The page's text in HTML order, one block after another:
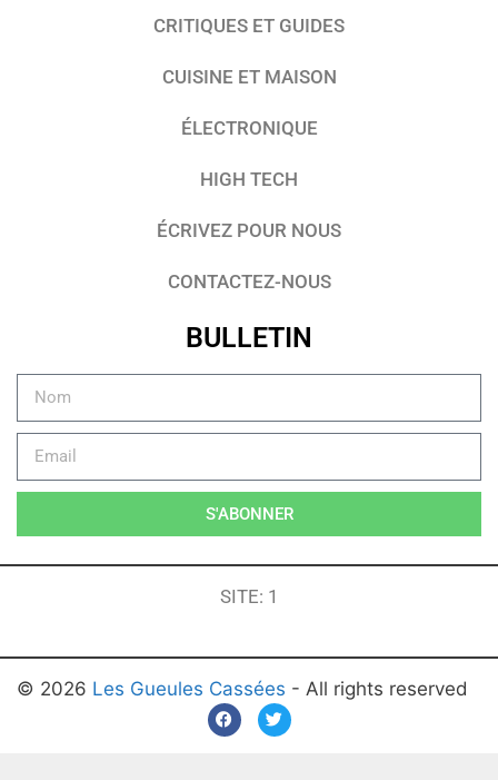
CRITIQUES ET GUIDES
CUISINE ET MAISON
ÉLECTRONIQUE
HIGH TECH
ÉCRIVEZ POUR NOUS
CONTACTEZ-NOUS
BULLETIN
S'ABONNER
SITE: 1
© 2026 Les Gueules Cassées - All rights reserved